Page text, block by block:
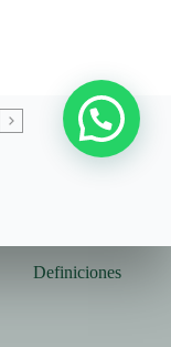
Definiciones